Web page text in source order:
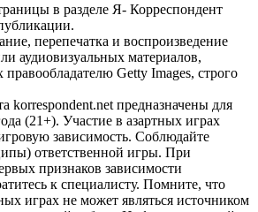
в разделе Я- Корреспондент
перепечатка и воспроизведение
аудиовизуальных материалов,
Getty Images, строго
korrespondent.net предназначены для
(21+). Участие в азартных играх
зависимость. Соблюдайте
ответственной игры. При
признаков зависимости
к специалисту. Помните, что
играх не может являться источником